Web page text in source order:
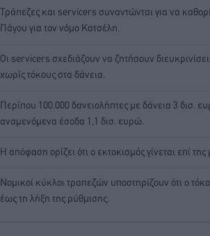
Τράπεζες και servicers συναντώνται για να
Πάγου για τον νόμο Κατσέλη.
Οι servicers σχεδιάζουν να ζητήσουν
χωρίς τόκους στα δάνεια.
Περίπου 100.000 δανειολήπτες με δάνεια 3
αναμενόμενα έσοδα 1,1 δισ. ευρώ.
Η απόφαση ορίζει ότι ο εκτοκισμός γίνεται επί
Νομικοί κύκλοι τραπεζών υποστηρίζουν ότι ο
έως τη λήξη της ρύθμισης.